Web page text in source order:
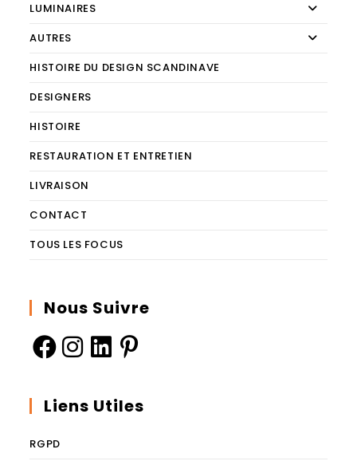
LUMINAIRES
AUTRES
HISTOIRE DU DESIGN SCANDINAVE
DESIGNERS
HISTOIRE
RESTAURATION ET ENTRETIEN
LIVRAISON
CONTACT
TOUS LES FOCUS
Nous Suivre
Liens Utiles
RGPD